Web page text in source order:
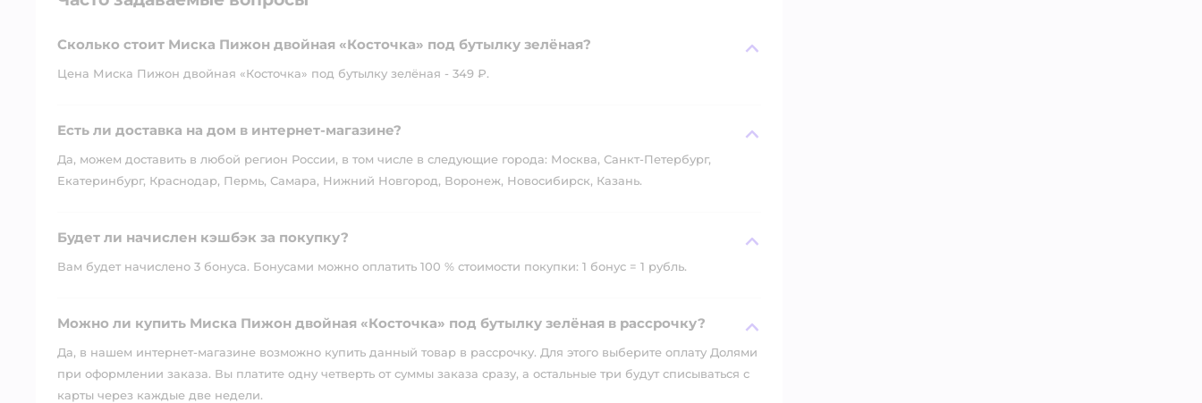
Сколько стоит Миска Пижон двойная «Косточка» под бутылку зелёная?
Цена Миска Пижон двойная «Косточка» под бутылку зелёная - 349 ₽.
Есть ли доставка на дом в интернет-магазине?
Да, можем доставить в любой регион России, в том числе в следующие города: Москва, Санкт-Петербург,
Екатеринбург, Краснодар, Пермь, Самара, Нижний Новгород, Воронеж, Новосибирск, Казань.
Будет ли начислен кэшбэк за покупку?
Вам будет начислено 3 бонуса. Бонусами можно оплатить 100 % стоимости покупки: 1 бонус = 1 рубль.
Можно ли купить Миска Пижон двойная «Косточка» под бутылку зелёная в рассрочку?
Да, в нашем интернет-магазине возможно купить данный товар в рассрочку. Для этого выберите оплату Долями
при оформлении заказа. Вы платите одну четверть от суммы заказа сразу, а остальные три будут списываться с
карты через каждые две недели.